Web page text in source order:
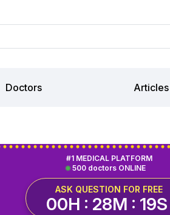
Doctors Articles
500 doctors ONLINE
#1 MEDICAL PLATFORM
ASK QUESTION FOR FREE
00H : 28M : 18S